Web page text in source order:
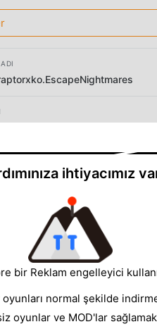
Action Games 2021
ihtiyacımız
bir Reklam engelleyici
normal şekilde
oyunlar ve MOD'lar